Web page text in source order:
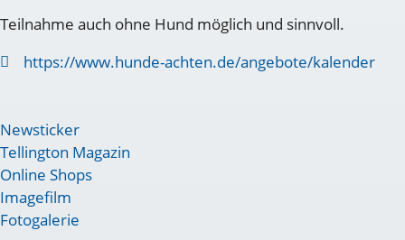
Teilnahme auch ohne Hund möglich und sinnvoll.
https://www.hunde-achten.de/angebote/kalender
Newsticker
Tellington Magazin
Online Shops
Imagefilm
Fotogalerie